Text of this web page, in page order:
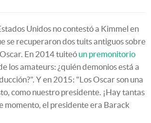
Unidos no contestó a Kimmel en
se recuperaron dos tuits antiguos sobre
En 2014 tuiteó un premonitorio
los amateurs: ¿quién demonios está a
Y en 2015: "Los Oscar son una
como nuestro presidente. ¡Hay tantas
momento, el presidente era Barack